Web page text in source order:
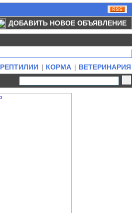
ДОБАВИТЬ НОВОЕ ОБЪЯВЛЕНИЕ
РЕПТИЛИИ КОРМА
ВЕТЕРИНАРИЯ